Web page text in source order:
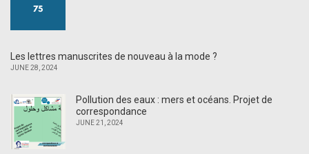
Les lettres manuscrites de nouveau à la mode ?
JUNE 28, 2024
Pollution des eaux : mers et océans. Projet de
correspondance
JUNE 21, 2024